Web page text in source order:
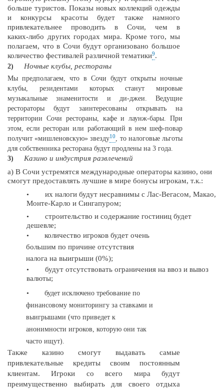
больше туристов. Показы новых коллекций одежды
и конкурсы красоты будет также намного
привлекательнее проводить в Сочи, чем в
каких-либо других городах мира. Кроме того, мы
полагаем, что в Сочи будут организовано большое
количество фестивалей различной тематики9.
2) Ночные клубы, рестораны
Мы предполагаем, что в Сочи будут открыты ночные
клубы, резидентами которых станут мировые
музыкальные знаменитости и ди-джеи. Ведущие
рестораторы будут заинтересованы открывать на
территории Сочи рестораны, кафе и лаунж-бары. При
этом, если ресторан или работающий в нем шеф-повар
получит «мишленовскую» звезду10, то налоговые льготы
для собственника ресторана будут продлены на 3 года.
3)
Казино и индустрия развлечений
а) В Сочи устремятся международные операторы казино, они
смогут предоставлять лучшие в мире бонусы игрокам, т.к.:
• их налоги будут несравнимы с Лас-Вегасом, Макао,
Монте-Карло и Сингапуром;
•
строительство и содержание гостиниц будет
дешевле;
•
количество игроков будет очень
большим по причине отсутствия
налога на выигрыши (0%);
•
будут отсутствовать ограничения на ввоз и вывоз
валюты;
•
будет исключено требование по
финансовому мониторингу за ставками и
выигрышами (что приведет к
анонимности игроков, которую они так
часто ищут).
Также казино смогут выдавать самые
привлекательные кредиты своим постоянным
клиентам. Игроки со всего мира будут
преимущественно выбирать для своего отдыха